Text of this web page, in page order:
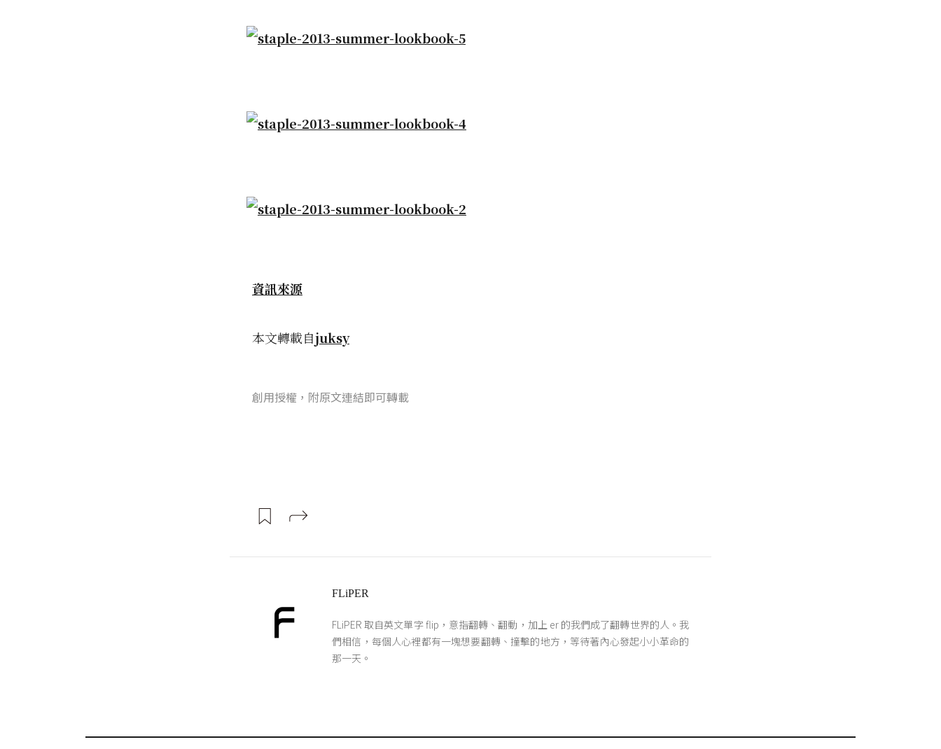
資訊來源
本文轉載自juksy
創用授權，附原文連結即可轉載
FLiPER
FLiPER 取自英文單字 flip，意指翻轉、翻動，加上 er 的我們成了翻轉世界的人。我
們相信，每個人心裡都有一塊想要翻轉、撞擊的地方，等待著內心發起小小革命的
那一天。